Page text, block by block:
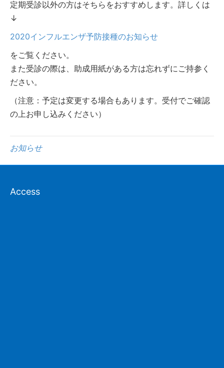
定期受診以外の方はそちらをおすすめします。詳しくは
↓
2020インフルエンザ予防接種のお知らせ
をご覧ください。
また受診の際は、助成用紙がある方は忘れずにご持参く
ださい。
（注意：予定は変更する場合もあります。受付でご確認
の上お申し込みください）
お知らせ
Access